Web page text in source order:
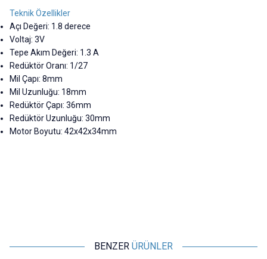
Teknik Özellikler
Açı Değeri: 1.8 derece
Voltaj: 3V
Tepe Akım Değeri: 1.3 A
Redüktör Oranı: 1/27
Mil Çapı: 8mm
Mil Uzunluğu: 18mm
Redüktör Çapı: 36mm
Redüktör Uzunluğu: 30mm
Motor Boyutu: 42x42x34mm
BENZER ÜRÜNLER